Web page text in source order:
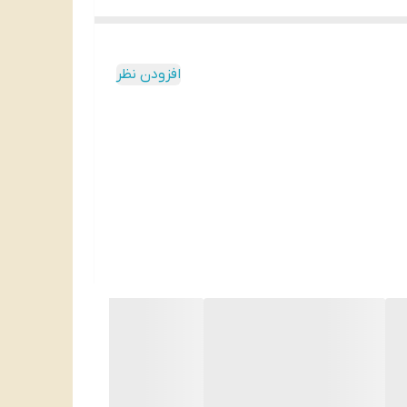
افزودن نظر